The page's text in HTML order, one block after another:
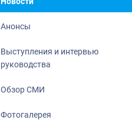
Анонсы
Выступления и интервью
руководства
Обзор СМИ
Фотогалерея